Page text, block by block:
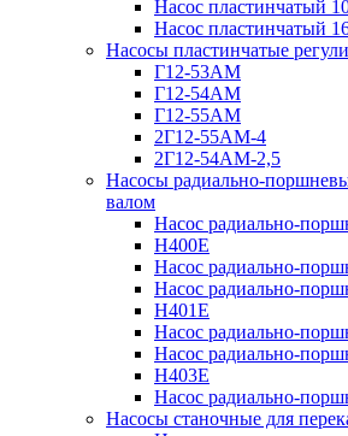
Насос пластинчатый
Насос пластинчатый
Насосы пластинчатые
Г12-53АМ
Г12-54АМ
Г12-55АМ
2Г12-55АМ-4
2Г12-54АМ-2,5
Насосы радиально-
валом
Насос радиально-
Н400Е
Насос радиально-
Насос радиально-
Н401Е
Насос радиально-
Насос радиально-
Н403Е
Насос радиально-
Насосы станочные для